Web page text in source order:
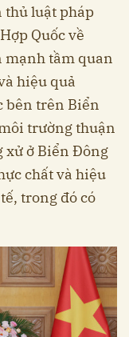
thủ luật pháp
Quốc về
mạnh tầm quan
hiệu quả
bên trên Biển
trường thuận
xử ở Biển Đông
chất và hiệu
trong đó có